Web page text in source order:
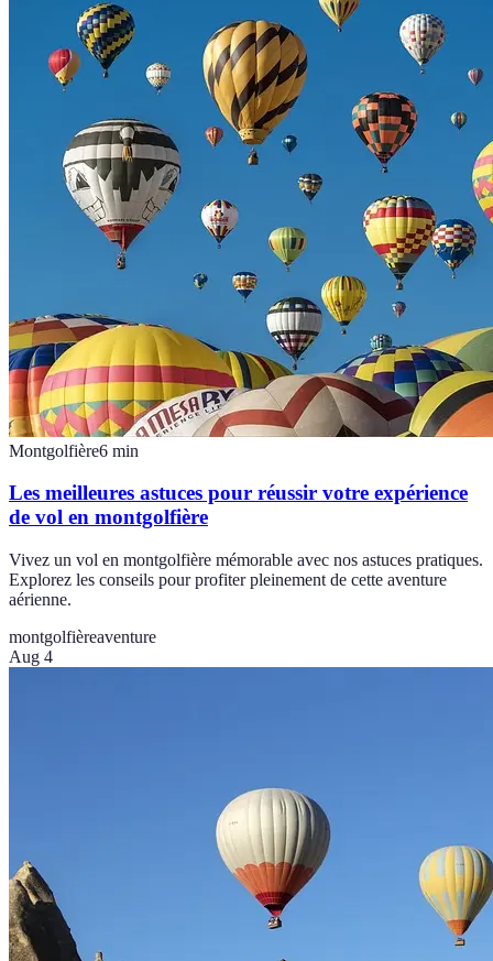
Montgolfière6 min
Les meilleures astuces pour réussir votre expérience
de vol en montgolfière
Vivez un vol en montgolfière mémorable avec nos astuces pratiques.
Explorez les conseils pour profiter pleinement de cette aventure
aérienne.
montgolfièreaventure
Aug 4